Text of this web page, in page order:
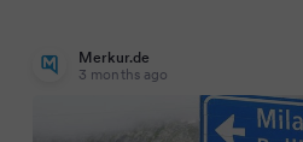
Merkur.de
3 months ago